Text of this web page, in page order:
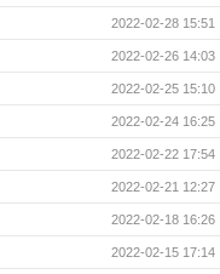
2022-02-28 15:51
2022-02-26 14:03
2022-02-25 15:10
2022-02-24 16:25
2022-02-22 17:54
2022-02-21 12:27
2022-02-18 16:26
2022-02-15 17:14